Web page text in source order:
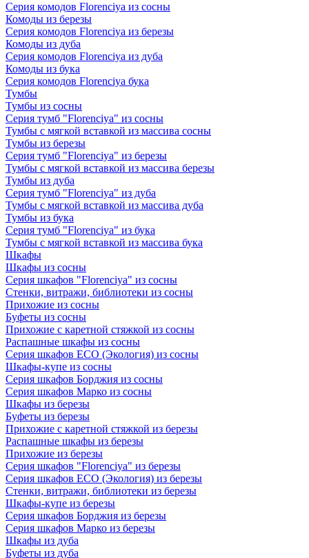
Серия комодов Florenciya из сосны
Комоды из березы
Серия комодов Florenciya из березы
Комоды из дуба
Серия комодов Florenciya из дуба
Комоды из бука
Серия комодов Florenciya бука
Тумбы
Тумбы из сосны
Серия тумб "Florenciya" из сосны
Тумбы с мягкой вставкой из массива сосны
Тумбы из березы
Серия тумб "Florenciya" из березы
Тумбы с мягкой вставкой из массива березы
Тумбы из дуба
Серия тумб "Florenciya" из дуба
Тумбы с мягкой вставкой из массива дуба
Тумбы из бука
Серия тумб "Florenciya" из бука
Тумбы с мягкой вставкой из массива бука
Шкафы
Шкафы из сосны
Серия шкафов "Florenciya" из сосны
Стенки, витражи, библиотеки из сосны
Прихожие из сосны
Буфеты из сосны
Прихожие с каретной стяжкой из сосны
Распашные шкафы из сосны
Серия шкафов ECO (Экология) из сосны
Шкафы-купе из сосны
Серия шкафов Борджия из сосны
Серия шкафов Марко из сосны
Шкафы из березы
Буфеты из березы
Прихожие с каретной стяжкой из березы
Распашные шкафы из березы
Прихожие из березы
Серия шкафов "Florenciya" из березы
Серия шкафов ECO (Экология) из березы
Стенки, витражи, библиотеки из березы
Шкафы-купе из березы
Серия шкафов Борджия из березы
Серия шкафов Марко из березы
Шкафы из дуба
Буфеты из дуба